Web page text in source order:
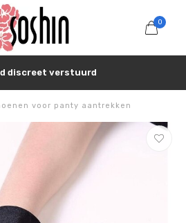
0
met SUNSHINE25
voor panty aantrekken